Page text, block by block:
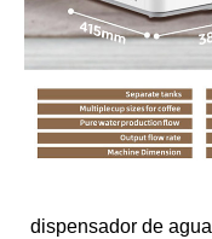
dispensador de agua